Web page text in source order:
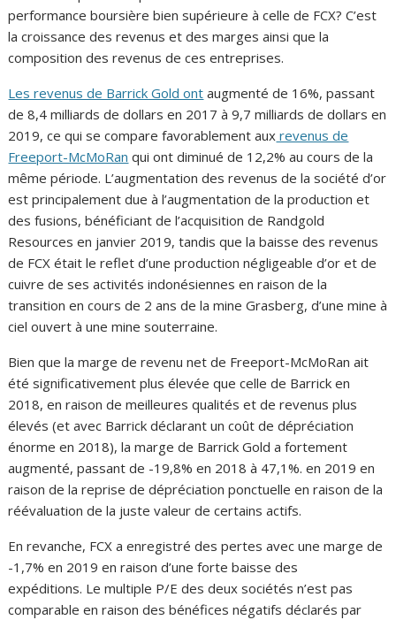
performance boursière bien supérieure à celle de FCX? C’est
la croissance des revenus et des marges ainsi que la
composition des revenus de ces entreprises.
Les revenus de Barrick Gold ont augmenté de 16%, passant
de 8,4 milliards de dollars en 2017 à 9,7 milliards de dollars en
2019, ce qui se compare favorablement aux revenus de
Freeport-McMoRan qui ont diminué de 12,2% au cours de la
même période. L’augmentation des revenus de la société d’or
est principalement due à l’augmentation de la production et
des fusions, bénéficiant de l’acquisition de Randgold
Resources en janvier 2019, tandis que la baisse des revenus
de FCX était le reflet d’une production négligeable d’or et de
cuivre de ses activités indonésiennes en raison de la
transition en cours de 2 ans de la mine Grasberg, d’une mine à
ciel ouvert à une mine souterraine.
Bien que la marge de revenu net de Freeport-McMoRan ait
été significativement plus élevée que celle de Barrick en
2018, en raison de meilleures qualités et de revenus plus
élevés (et avec Barrick déclarant un coût de dépréciation
énorme en 2018), la marge de Barrick Gold a fortement
augmenté, passant de -19,8% en 2018 à 47,1%. en 2019 en
raison de la reprise de dépréciation ponctuelle en raison de la
réévaluation de la juste valeur de certains actifs.
En revanche, FCX a enregistré des pertes avec une marge de
-1,7% en 2019 en raison d’une forte baisse des
expéditions. Le multiple P/E des deux sociétés n’est pas
comparable en raison des bénéfices négatifs déclarés par